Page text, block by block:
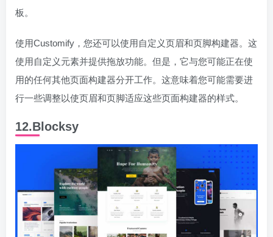
板。
使用Customify，您还可以使用自定义页眉和页脚构建器。这
使用自定义元素并提供拖放功能。但是，它与您可能正在使
用的任何其他页面构建器分开工作。这意味着您可能需要进
行一些调整以使页眉和页脚适应这些页面构建器的样式。
12.Blocksy